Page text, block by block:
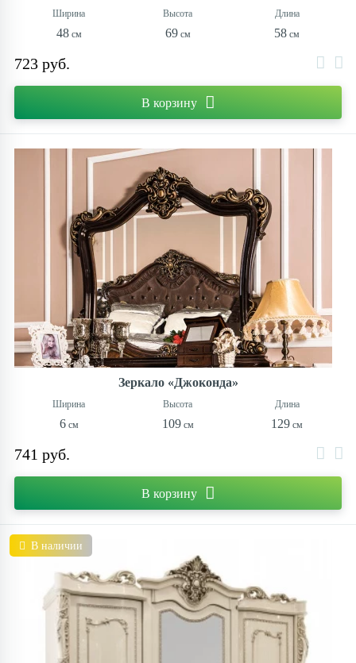
48 69 58
723 руб.
В корзину
Зеркало «Джоконда»
6 109 129
741 руб.
В корзину
В наличии